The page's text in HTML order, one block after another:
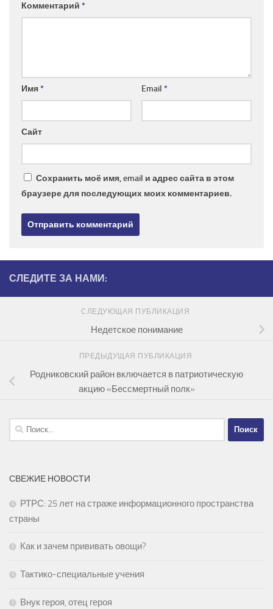
Комментарий *
Имя* Email *
Сайт
Сохранить моё имя, email и адрес сайта в этом
браузере для последующих моих комментариев.
СЛЕДИТЕ ЗА НАМИ:
СЛЕДУЮЩАЯ ПУБЛИКАЦИЯ
Недетское понимание
ПРЕДЫДУЩАЯ ПУБЛИКАЦИЯ
Родниковский район включается в патриотическую
акцию «Бессмертный полк»
Найти:
СВЕЖИЕ НОВОСТИ
РТРС: 25 лет на страже информационного пространства
страны
Как и зачем прививать овощи?
Тактико-специальные учения
Внук героя, отец героя